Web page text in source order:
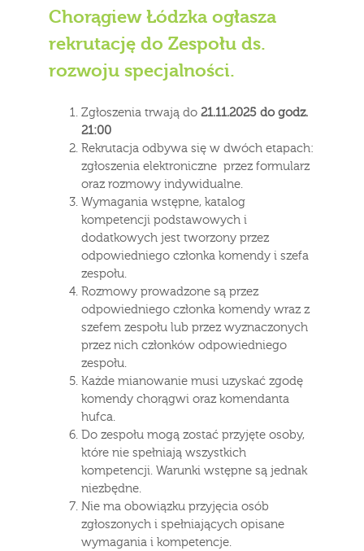
Chorągiew Łódzka ogłasza
rekrutację do Zespołu ds.
rozwoju specjalności.
Zgłoszenia trwają do 21.11.2025 do godz.
21:00
Rekrutacja odbywa się w dwóch etapach:
zgłoszenia elektroniczne przez formularz
oraz rozmowy indywidualne.
Wymagania wstępne, katalog
kompetencji podstawowych i
dodatkowych jest tworzony przez
odpowiedniego członka komendy i szefa
zespołu.
Rozmowy prowadzone są przez
odpowiedniego członka komendy wraz z
szefem zespołu lub przez wyznaczonych
przez nich członków odpowiedniego
zespołu.
Każde mianowanie musi uzyskać zgodę
komendy chorągwi oraz komendanta
hufca.
Do zespołu mogą zostać przyjęte osoby,
które nie spełniają wszystkich
kompetencji. Warunki wstępne są jednak
niezbędne.
Nie ma obowiązku przyjęcia osób
zgłoszonych i spełniających opisane
wymagania i kompetencje.